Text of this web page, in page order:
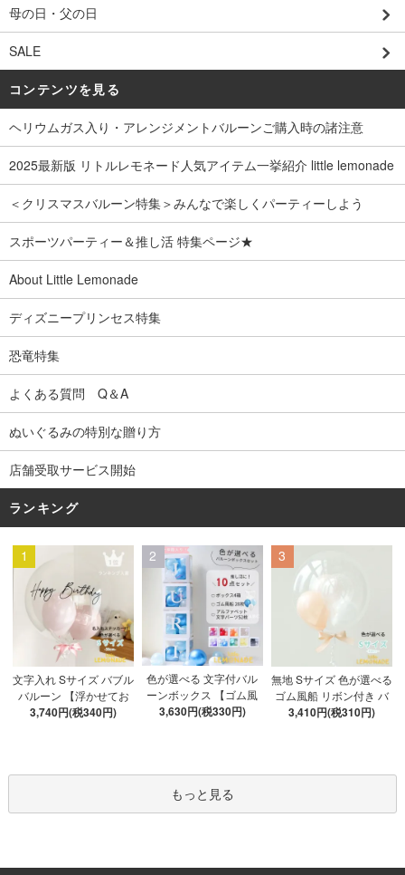
母の日・父の日
SALE
コンテンツを見る
ヘリウムガス入り・アレンジメントバルーンご購入時の諸注意
2025最新版 リトルレモネード人気アイテム一挙紹介 little lemonade
＜クリスマスバルーン特集＞みんなで楽しくパーティーしよう
スポーツパーティー＆推し活 特集ページ★
About Little Lemonade
ディズニープリンセス特集
恐竜特集
よくある質問 Q＆A
ぬいぐるみの特別な贈り方
店舗受取サービス開始
ランキング
1
文字入れ Sサイズ バブル
バルーン 【浮かせてお
届け】 バルーン
3,740円(税340円)
2
色が選べる 文字付バル
ーンボックス 【ゴム風
船&文字パーツ付き】 DI
ツ52枚 推し活
3,630円(税330円)
3
無地 Sサイズ 色が選べる
ゴム風船 リボン付き バ
ブルバルーン 【浮かせ
3,410円(税310円)
もっと見る